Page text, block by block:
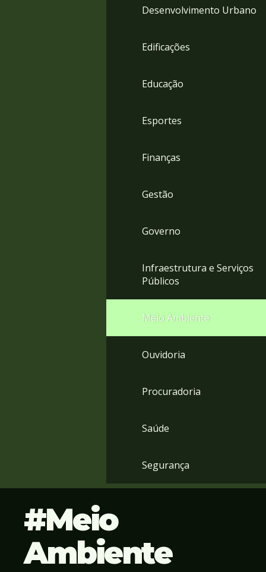
Desenvolvimento Urbano
Edificações
Educação
Esportes
Finanças
Gestão
Governo
Infraestrutura e Serviços
Públicos
Meio Ambiente
Ouvidoria
Procuradoria
Saúde
Segurança
Meio
Ambiente